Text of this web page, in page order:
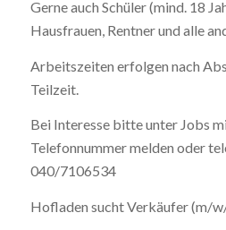
Gerne auch Schüler (mind. 18
Hausfrauen, Rentner und alle
Arbeitszeiten erfolgen nach
Teilzeit.
Bei Interesse bitte unter Jobs
Telefonnummer melden oder
040/7106534
Hofladen sucht Verkäufer (m/